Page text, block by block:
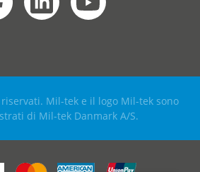
Mil-tek e il logo Mil-tek sono
di Mil-tek Danmark A/S.